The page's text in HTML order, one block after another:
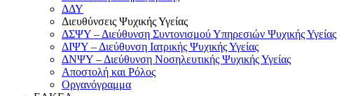
ΔΔΥ
Διευθύνσεις Ψυχικής Υγείας
ΔΣΨΥ – Διεύθυνση Συντονισμού Υπηρεσιών Ψυχικής Υγείας
ΔΙΨΥ – Διεύθυνση Ιατρικής Ψυχικής Υγείας
ΔΝΨΥ – Διεύθυνση Νοσηλευτικής Ψυχικής Υγείας
Αποστολή και Ρόλος
Οργανόγραμμα